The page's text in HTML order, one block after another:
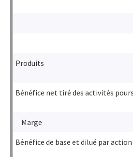
Produits
Bénéfice net tiré des activités
Marge
Bénéfice de base et dilué par action